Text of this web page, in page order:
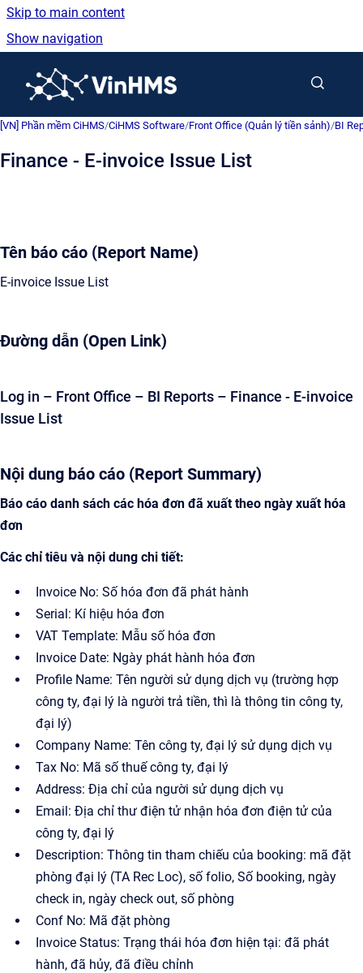
Skip to main content
Show navigation
[VN] Phần mềm CiHMS/CiHMS Software/Front Office (Quản lý tiền sảnh)/BI
Finance - E-invoice Issue List
Tên báo cáo (Report Name)
E-invoice Issue List
Đường dẫn (Open Link)
Log in – Front Office – BI Reports – Finance - E-invoice
Issue List
Nội dung báo cáo (Report Summary)
Báo cáo danh sách các hóa đơn đã xuất theo ngày xuất hóa
đơn
Các chỉ tiêu và nội dung chi tiết:
Invoice No: Số hóa đơn đã phát hành
Serial: Kí hiệu hóa đơn
VAT Template: Mẫu số hóa đơn
Invoice Date: Ngày phát hành hóa đơn
Profile Name: Tên người sử dụng dịch vụ (trường hợp
công ty, đại lý là người trả tiền, thì là thông tin công ty,
đại lý)
Company Name: Tên công ty, đại lý sử dụng dịch vụ
Tax No: Mã số thuế công ty, đại lý
Address: Địa chỉ của người sử dụng dịch vụ
Email: Địa chỉ thư điện tử nhận hóa đơn điện tử của
công ty, đại lý
Description: Thông tin tham chiếu của booking: mã đặt
phòng đại lý (TA Rec Loc), số folio, Số booking, ngày
check in, ngày check out, số phòng
Conf No: Mã đặt phòng
Invoice Status: Trạng thái hóa đơn hiện tại: đã phát
hành, đã hủy, đã điều chỉnh